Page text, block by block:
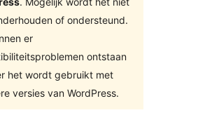
of ondersteund.
er
ontstaan
het wordt gebruikt met
versies van WordPress.